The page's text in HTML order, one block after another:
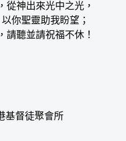
從神出來光中之光，
你聖靈助我盼望；
請聽並請祝福不休！
基督徒聚會所